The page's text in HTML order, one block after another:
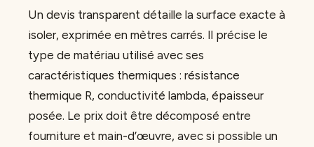
Un devis transparent détaille la surface exacte à
isoler, exprimée en mètres carrés. Il précise le
type de matériau utilisé avec ses
caractéristiques thermiques : résistance
thermique R, conductivité lambda, épaisseur
posée. Le prix doit être décomposé entre
fourniture et main-d’œuvre, avec si possible un